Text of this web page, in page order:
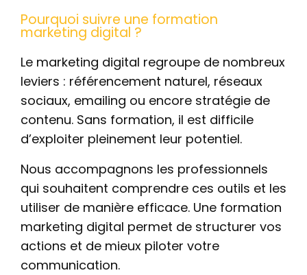
Pourquoi suivre une formation
marketing digital ?
Le marketing digital regroupe de nombreux
leviers : référencement naturel, réseaux
sociaux, emailing ou encore stratégie de
contenu. Sans formation, il est difficile
d’exploiter pleinement leur potentiel.
Nous accompagnons les professionnels
qui souhaitent comprendre ces outils et les
utiliser de manière efficace. Une formation
marketing digital permet de structurer vos
actions et de mieux piloter votre
communication.